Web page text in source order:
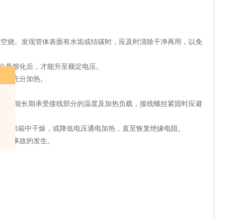
烧。发现管体表面有水垢或结碳时，应及时清除干净再用，以免
熔化后，才能升至额定电压。
充分加热。
应能长期承受接线部分的温度及加热负载，接线螺丝紧固时应避
烘箱中干燥，或降低电压通电加热，直至恢复绝缘电阻。
事故的发生。